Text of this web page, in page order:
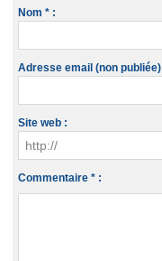
Nom * :
Adresse email (non publiée)
Site web :
Commentaire * :